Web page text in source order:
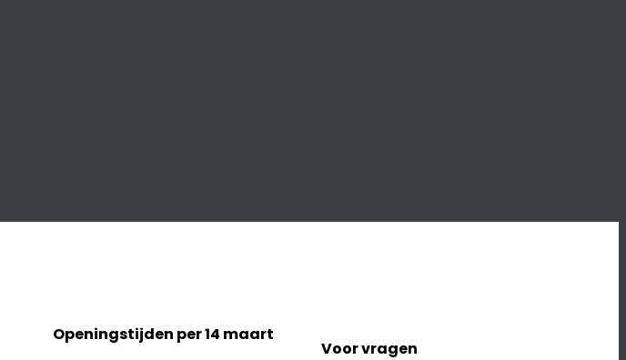
Openingstijden per 14 maart
Voor vragen